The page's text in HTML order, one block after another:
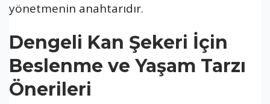
yönetmenin anahtarıdır.
Dengeli Kan Şekeri İçin
Beslenme ve Yaşam Tarzı
Önerileri